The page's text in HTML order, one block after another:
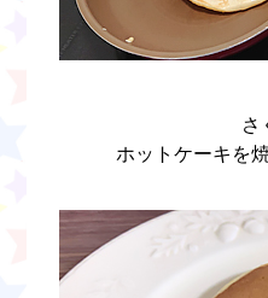
さ
ホットケーキを